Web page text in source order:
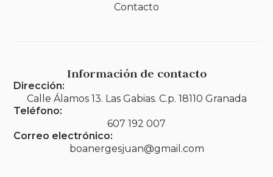
Contacto
Información de contacto
Dirección:
Calle Álamos 13. Las Gabias. C.p. 18110 Granada
Teléfono:
607 192 007
Correo electrónico:
boanergesjuan@gmail.com